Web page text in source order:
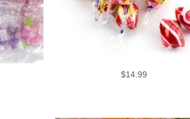
$14.99